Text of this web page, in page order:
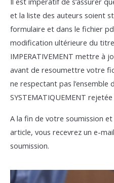
et la liste des auteurs soient
formulaire et dans le fichier
modification ultérieure du
IMPERATIVEMENT mettre à
avant de resoumettre votre
ne respectant pas l’ensemble
SYSTEMATIQUEMENT
A la fin de votre soumission
article, vous recevrez un e-
soumission.